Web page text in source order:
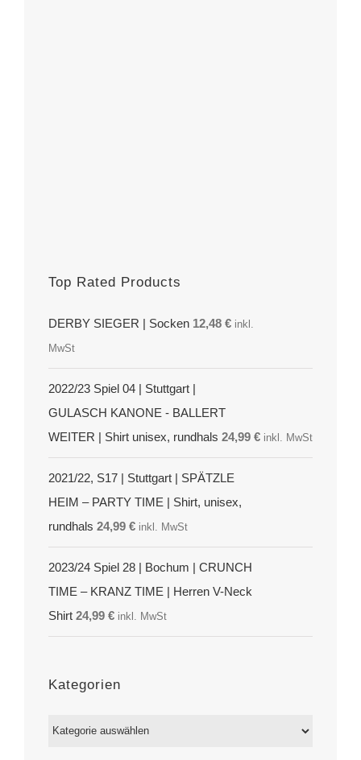
Top Rated Products
DERBY SIEGER | Socken 12,48 € inkl.
MwSt
2022/23 Spiel 04 | Stuttgart |
GULASCH KANONE - BALLERT
WEITER | Shirt unisex, rundhals 24,99 € inkl. MwSt
2021/22, S17 | Stuttgart | SPÄTZLE
HEIM – PARTY TIME | Shirt, unisex,
rundhals 24,99 € inkl. MwSt
2023/24 Spiel 28 | Bochum | CRUNCH
TIME – KRANZ TIME | Herren V-Neck
Shirt 24,99 € inkl. MwSt
Kategorien
Kategorien